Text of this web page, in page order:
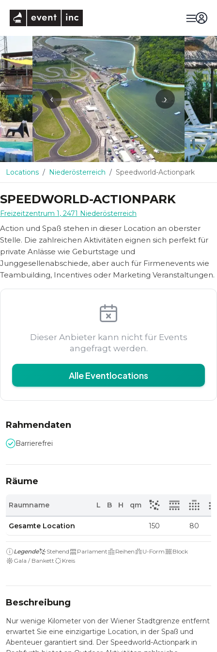
‹ ›
Locations Niederösterreich Speedworld-Actionpark
SPEEDWORLD-ACTIONPARK
Freizeitzentrum 1, 2471 Niederösterreich
Action und Spaß stehen in dieser Location an oberster
Stelle. Die zahlreichen Aktivitäten eignen sich perfekt für
private Anlässe wie Geburtstage und
Junggesellenabschiede, aber auch für Firmenevents wie
Teambuilding, Incentives oder Marketing Veranstaltungen.
Dieser Anbieter kann nicht für Events
angefragt werden.
Alle Eventlocations
Rahmendaten
Barrierefrei
Räume
Raumname L B H qm
Gesamte Location 150 80
Legende Stehend Parlament Reihen U-Form
Block
Gala / Bankett
Kreis
Beschreibung
Nur wenige Kilometer von der Wiener Stadtgrenze entfernt
erwartet Sie eine einzigartige Location, in der Spaß und
Abenteuer garantiert sind. Der Speedworld-Actionpark in